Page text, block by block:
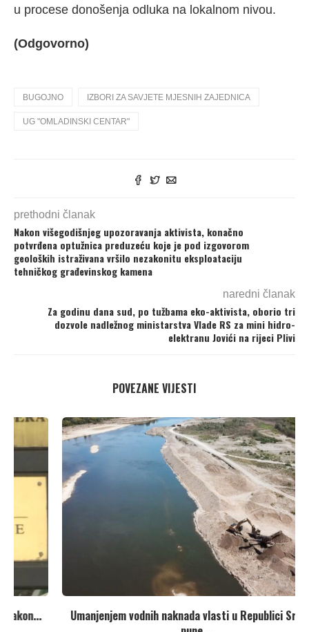
u procese donošenja odluka na lokalnom nivou.
(Odgovorno)
BUGOJNO IZBORI ZA SAVJETE MJESNIH ZAJEDNICA
UG "OMLADINSKI CENTAR"
prethodni članak
Nakon višegodišnjeg upozoravanja aktivista, konačno
potvrđena optužnica preduzeću koje je pod izgovorom
geoloških istraživana vršilo nezakonitu eksploataciju
tehničkog građevinskog kamena
naredni članak
Za godinu dana sud, po tužbama eko-aktivista, oborio tri
dozvole nadležnog ministarstva Vlade RS za mini hidro-
elektranu Jovići na rijeci Plivi
POVEZANE VIJESTI
Umanjenjem vodnih naknada vlasti u Republici Srpskoj